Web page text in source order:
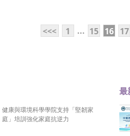
<<< 1 ... 15 16 17
健康與環境科學學院支持「堅韌家
庭」培訓強化家庭抗逆力
最